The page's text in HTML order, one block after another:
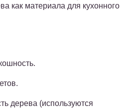
как материала для кухонного
дерева (используются